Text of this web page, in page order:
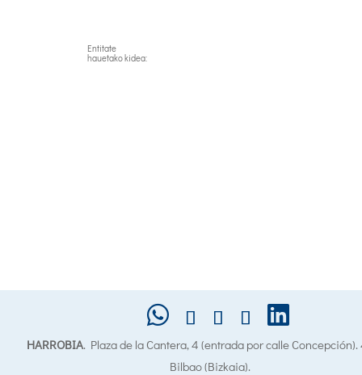
Entitate
hauetako kidea:
HARROBIA. Plaza de la Cantera, 4 (entrada por calle
Bilbao (Bizkaia).